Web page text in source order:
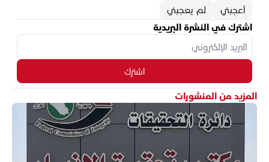
أعجبني
لم يعجبني
اشترك في النشرة البريدية
اشترك
المزيد من المنشورات